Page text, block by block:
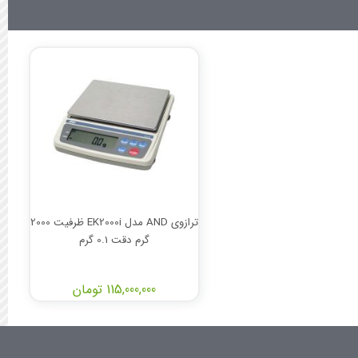
ترازوی AND مدل EK2000i ظرفیت 2000
گرم دقت 0.1 گرم
115,000,000 تومان